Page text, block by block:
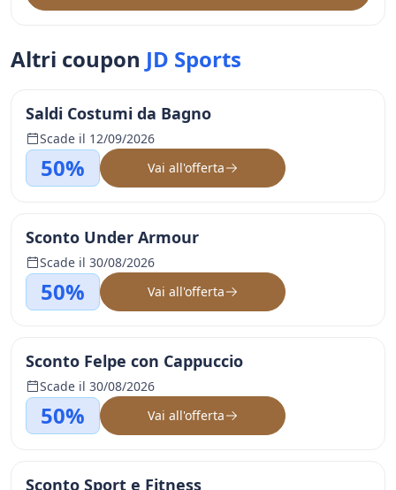
Altri coupon JD Sports
Saldi Costumi da Bagno
Scade il 12/09/2026
50% Vai all'offerta
Sconto Under Armour
Scade il 30/08/2026
50% Vai all'offerta
Sconto Felpe con Cappuccio
Scade il 30/08/2026
50% Vai all'offerta
Sconto Sport e Fitness